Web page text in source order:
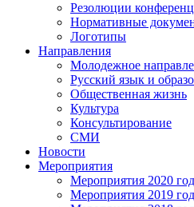
Резолюции
Нормативные
Логотипы
Направления
Молодежное
Русский язык и
Общественная жизнь
Культура
Консультирование
СМИ
Новости
Мероприятия
Мероприятия 2020
Мероприятия 2019